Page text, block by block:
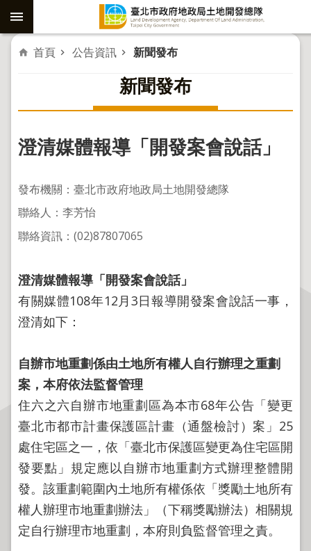
跳到主要內容區塊
進
島
重
劃
共
工
程
為
分
割
圖
籍
成
果
供
應
檔
案
首頁 公告資訊 新聞發布
新聞發布
澄清媒體報導「開發案會說話」
發布機關：臺北市政府地政局土地開發總隊
聯絡人：李芳怡
聯絡資訊：(02)87807065
澄清媒體報導「開發案會說話」
有關媒體108年12月3日報導開發案會說話一事，
澄清如下：
自辦市地重劃係由土地所有權人自行辦理之重劃
案，本府依法監督管理
住六之六自辦市地重劃區為本市68年公告「變更
臺北市都市計畫保護區計畫（通盤檢討）案」25
處住宅區之一，依「臺北市保護區變更為住宅區開
發要點」規定應以自辦市地重劃方式辦理整體開
發。該重劃範圍內土地所有權係依「獎勵土地所有
權人辦理市地重劃辦法」（下稱獎勵辦法）相關規
定自行辦理市地重劃，本府則負監督管理之責。